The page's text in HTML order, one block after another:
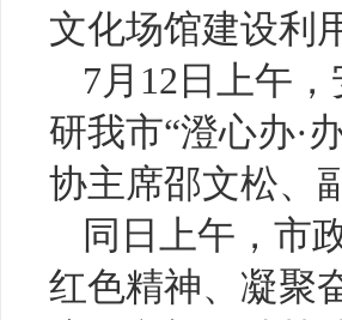
文化场馆建设利
7月12日上午
研我市“澄心办·
协主席邵文松、
同日上午，市
红色精神、凝聚